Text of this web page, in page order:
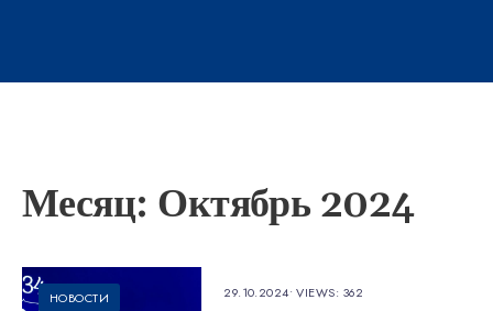
Месяц: Октябрь 2024
НОВОСТИ 29.10.2024•VIEWS: 362